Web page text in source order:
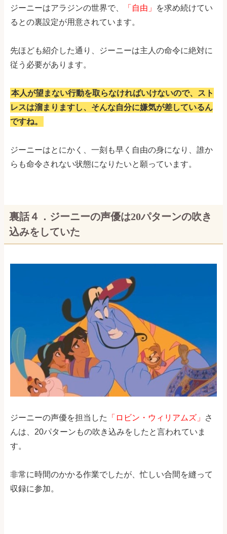
ジーニーはアラジンの世界で、 「自由」
を求め続けてい
るとの裏設定が用意されています。
先ほども紹介した通り、ジーニーは主人の命令に絶対に
従う必要があります。
本人が望まない行動を取らなければいけないので、スト
レスは溜まりますし、そんな自分に嫌気が差しているん
ですね。
ジーニーはとにかく、一刻も早く自由の身になり、誰か
らも命令されない状態になりたいと願っています。
裏話４．ジーニーの声優は20パターンの吹き
込みをしていた
ジーニーの声優を担当した 「ロビン・ウィリアムズ」
さ
んは、20パターンもの吹き込みをしたと言われていま
す。
非常に時間のかかる作業でしたが、忙しい合間を縫って
収録に参加。